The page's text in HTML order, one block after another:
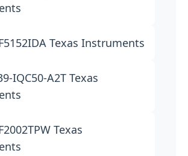
Texas Instruments
IQC50-A2TTexas
Texas